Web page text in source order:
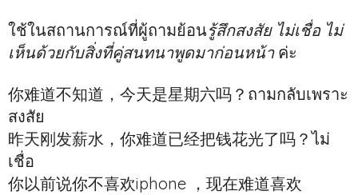
ใช้ในสถานการณ์ที่ผู้ถามย้อนรู้สึกสงสัย ไม่เชื่อ ไม่
เห็นด้วยกับสิ่งที่คู่สนทนาพูดมาก่อนหน้า ค่ะ
你难道不知道，今天是星期六吗？ถามกลับเพราะ
สงสัย
昨天刚发薪水，你难道已经把钱花光了吗？ไม่
เชื่อ
你以前说你不喜欢iphone ，现在难道喜欢